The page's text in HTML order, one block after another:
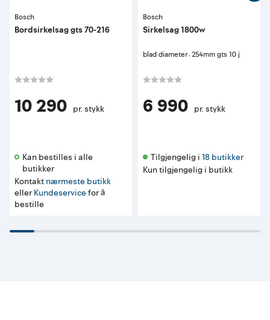
Bosch
Bordsirkelsag gts 70-216
10 290 pr. stykk
Kan bestilles i alle
butikker
Kontakt nærmeste butikk
ellerKundeservicefor å
bestille
Bosch
Sirkelsag 1800w
blad diameter: 254mm gts 10 j
6 990 pr. stykk
Tilgjengelig i 18 butikker
Kun tilgjengelig i butikk